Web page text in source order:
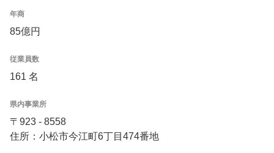
年商
85億円
従業員数
161 名
県内事業所
〒923 - 8558
住所：小松市今江町6丁目474番地